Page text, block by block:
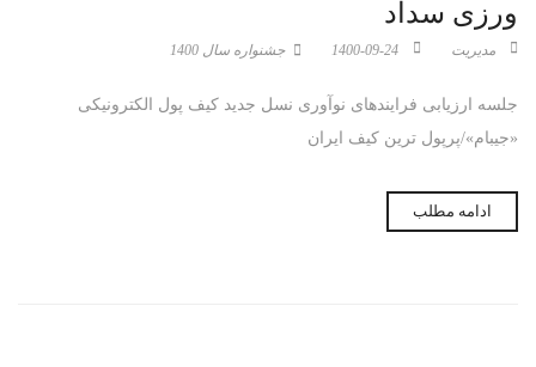
ورزی سداد
مدیریت جشنواره سال 1400
جلسه ارزیابی فرایندهای نوآوری نسل جدید کیف پول الکترونیکی
«جیبام»/پرپول ترین کیف ایران
ادامه مطلب